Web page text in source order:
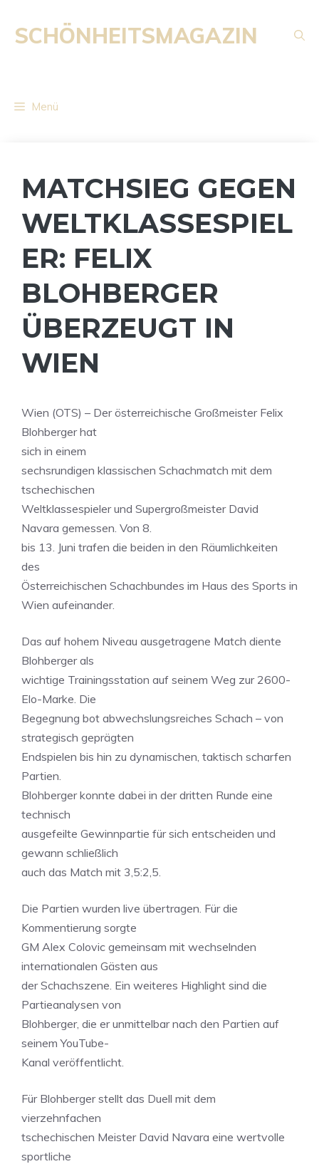
Inhalt
springen
SCHÖNHEITSMAGAZIN
Menü
MATCHSIEG GEGEN
WELTKLASSESPIEL
ER: FELIX
BLOHBERGER
ÜBERZEUGT IN
WIEN
Wien (OTS) – Der österreichische Großmeister Felix
Blohberger hat
sich in einem
sechsrundigen klassischen Schachmatch mit dem
tschechischen
Weltklassespieler und Supergroßmeister David
Navara gemessen. Von 8.
bis 13. Juni trafen die beiden in den Räumlichkeiten
des
Österreichischen Schachbundes im Haus des Sports in
Wien aufeinander.
Das auf hohem Niveau ausgetragene Match diente
Blohberger als
wichtige Trainingsstation auf seinem Weg zur 2600-
Elo-Marke. Die
Begegnung bot abwechslungsreiches Schach – von
strategisch geprägten
Endspielen bis hin zu dynamischen, taktisch scharfen
Partien.
Blohberger konnte dabei in der dritten Runde eine
technisch
ausgefeilte Gewinnpartie für sich entscheiden und
gewann schließlich
auch das Match mit 3,5:2,5.
Die Partien wurden live übertragen. Für die
Kommentierung sorgte
GM Alex Colovic gemeinsam mit wechselnden
internationalen Gästen aus
der Schachszene. Ein weiteres Highlight sind die
Partieanalysen von
Blohberger, die er unmittelbar nach den Partien auf
seinem YouTube-
Kanal veröffentlicht.
Für Blohberger stellt das Duell mit dem
vierzehnfachen
tschechischen Meister David Navara eine wertvolle
sportliche